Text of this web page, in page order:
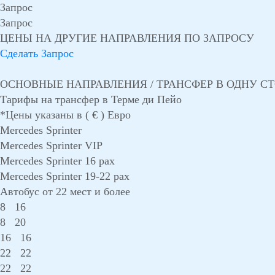
Запрос
Запрос
ЦЕНЫ НА ДРУГИЕ НАПРАВЛЕНИЯ ПО ЗАПРОСУ
Сделать Запрос
ОСНОВНЫЕ НАПРАВЛЕНИЯ / ТРАНСФЕР В ОДНУ
Тарифы на трансфер в Терме ди Пейо
*Цены указаны в ( € ) Евро
Mercedes Sprinter
Mercedes Sprinter VIP
Mercedes Sprinter 16 pax
Mercedes Sprinter 19-22 pax
Автобус от 22 мест и более
8
16
8
20
16
16
22
22
22
22